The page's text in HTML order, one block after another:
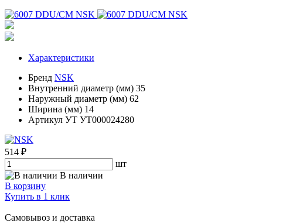
Характеристики
Бренд NSK
Внутренний диаметр (мм) 35
Наружный диаметр (мм) 62
Ширина (мм) 14
Артикул УТ УТ000024280
514 ₽
шт
В наличии
В корзину
Купить в 1 клик
Самовывоз и доставка